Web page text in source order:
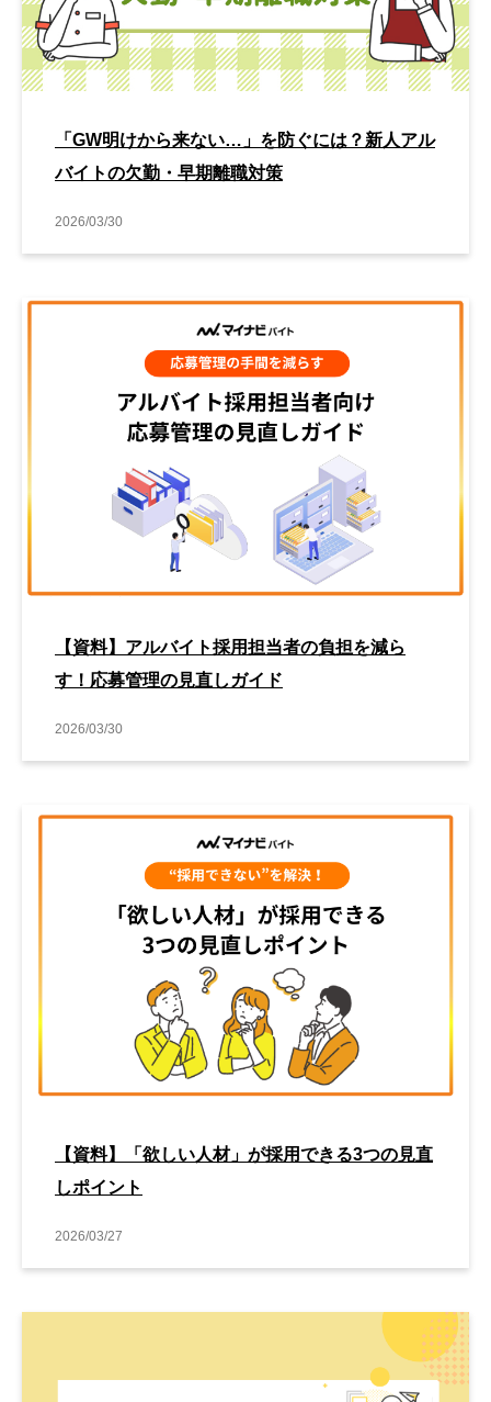
「GW明けから来ない…」を防ぐには？新人アル
バイトの欠勤・早期離職対策
2026/03/30
【資料】アルバイト採用担当者の負担を減ら
す！応募管理の見直しガイド
2026/03/30
【資料】「欲しい人材」が採用できる3つの見直
しポイント
2026/03/27